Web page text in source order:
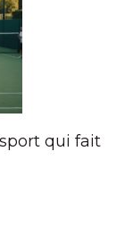
qui fait